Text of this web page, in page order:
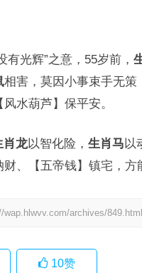
光辉”之意，55岁前，
相害，莫因小事束手无策
水葫芦】保平安。
肖龙以智化险， 生肖马 以
、【五帝钱】镇宅，方
wap.hlwvv.com/archives/849.html
10赞